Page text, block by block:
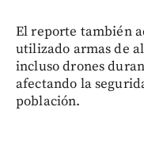
El reporte también
utilizado armas de
incluso drones
afectando la
población.